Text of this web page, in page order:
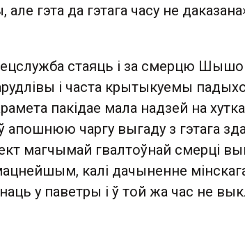
гэта да гэтага часу не
стаяць і за смерцю
і часта крытыкуемы
пакідае мала надзей на
апошнюю чаргу выгаду з гэтага
магчымай гвалтоўнай смерці
калі дачыненне
у паветры і ў той жа час не